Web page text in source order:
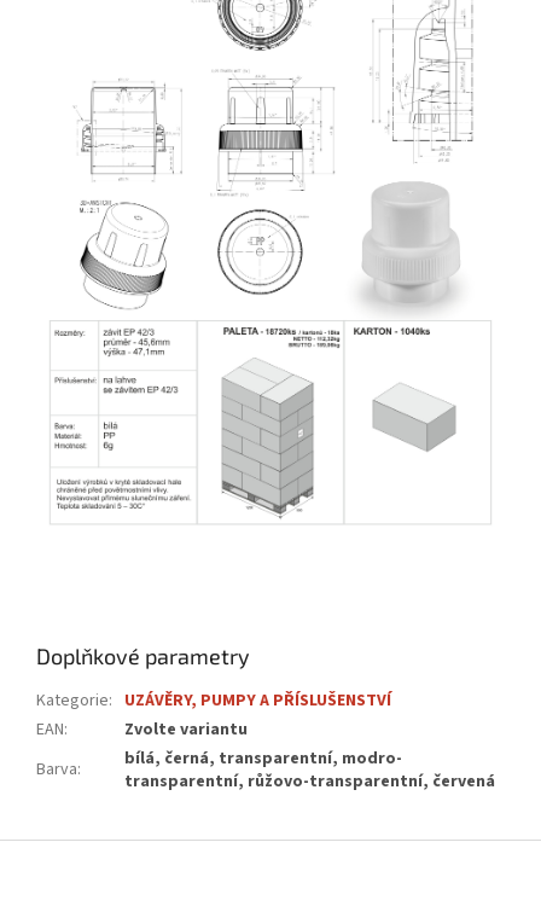
Doplňkové parametry
Kategorie: UZÁVĚRY, PUMPY A PŘÍSLUŠENSTVÍ
EAN:
Zvolte variantu
Barva:
bílá, černá, transparentní, modro-
transparentní, růžovo-transparentní, červená